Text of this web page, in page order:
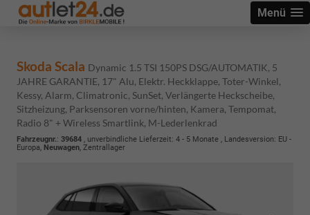
Menü
Skoda Scala Dynamic 1.5 TSI 150PS DSG/AUTOMATIK, 5
JAHRE GARANTIE, 17" Alu, Elektr. Heckklappe, Toter-Winkel,
Kessy, Alarm, Climatronic, SunSet, Verlängerte Heckscheibe,
Sitzheizung, Parksensoren vorne/hinten, Kamera, Tempomat,
Radio 8" + Wireless Smartlink, M-Lederlenkrad
Fahrzeugnr.: 39684 , unverbindliche Lieferzeit: 4 - 5 Monate , Landesversion: EU -
Europa, Neuwagen, Zentrallager